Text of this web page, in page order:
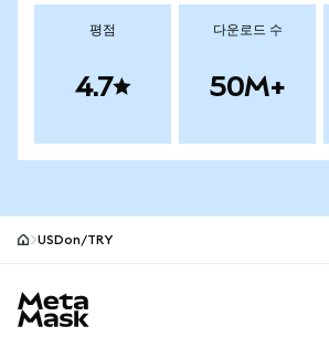
평점
4.7
다운로드 수
50M+
USDon/TRY